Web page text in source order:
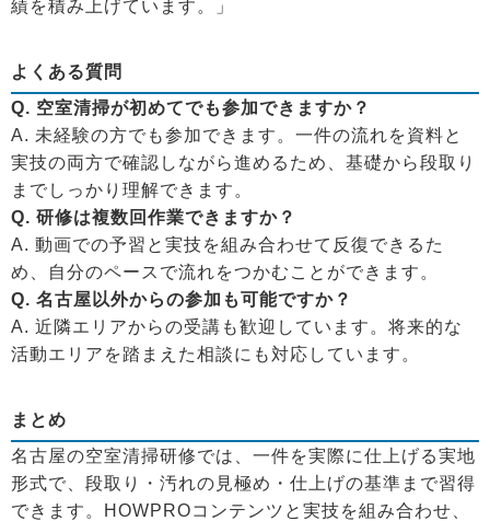
績を積み上げています。」
よくある質問
Q. 空室清掃が初めてでも参加できますか？
A. 未経験の方でも参加できます。一件の流れを資料と
実技の両方で確認しながら進めるため、基礎から段取り
までしっかり理解できます。
Q. 研修は複数回作業できますか？
A. 動画での予習と実技を組み合わせて反復できるた
め、自分のペースで流れをつかむことができます。
Q. 名古屋以外からの参加も可能ですか？
A. 近隣エリアからの受講も歓迎しています。将来的な
活動エリアを踏まえた相談にも対応しています。
まとめ
名古屋の空室清掃研修では、一件を実際に仕上げる実地
形式で、段取り・汚れの見極め・仕上げの基準まで習得
できます。HOWPROコンテンツと実技を組み合わせ、